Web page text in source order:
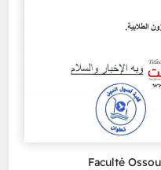
Faculté